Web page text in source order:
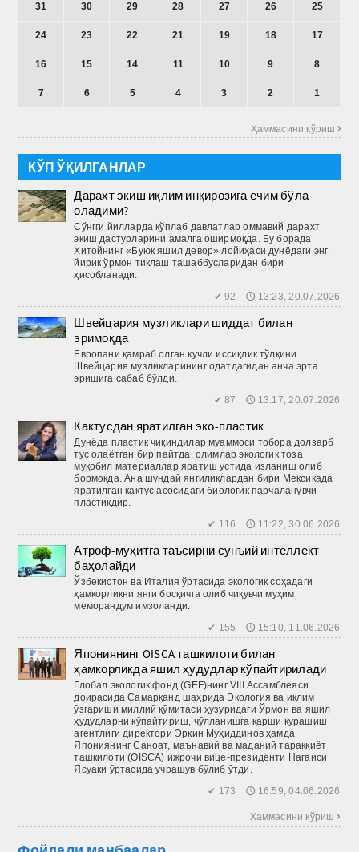
31 30 29 28 27 26 25
24 23 22 21 19 18 17
16 15 14 11 10 9 8
7 6 5 4 3 2 1
Ҳаммасини кўриш 
КЎП ЎҚИЛГАНЛАР
Дарахт экиш иқлим инқирозига ечим бўла
оладими?
Сўнгги йилларда кўплаб давлатлар оммавий дарахт
экиш дастурларини амалга оширмоқда. Бу борада
Хитойнинг «Буюк яшил девор» лойиҳаси дунёдаги энг
йирик ўрмон тиклаш ташаббусларидан бири
ҳисобланади.
✔ 92 🕔 13:23, 20.07.2026
Швейцария музликлари шиддат билан
эримоқда
Европани қамраб олган кучли иссиқлик тўлқини
Швейцария музликларининг одатдагидан анча эрта
эришига сабаб бўлди.
✔ 87 🕔 13:17, 20.07.2026
Кактусдан яратилган эко-пластик
Дунёда пластик чиқиндилар муаммоси тобора долзарб
тус олаётган бир пайтда, олимлар экологик тоза
муқобил материаллар яратиш устида изланиш олиб
бормоқда. Ана шундай янгиликлардан бири Мексикада
яратилган кактус асосидаги биологик парчаланувчи
пластикдир.
✔ 116 🕔 11:22, 30.06.2026
Атроф-муҳитга таъсирни сунъий интеллект
баҳолайди
Ўзбекистон ва Италия ўртасида экологик соҳадаги
ҳамкорликни янги босқичга олиб чиқувчи муҳим
меморандум имзоланди.
✔ 155 🕔 15:10, 11.06.2026
Япониянинг OISCA ташкилоти билан
ҳамкорликда яшил ҳудудлар кўпайтирилади
Глобал экологик фонд (GEF)нинг VIII Ассамблеяси
доирасида Самарқанд шаҳрида Экология ва иқлим
ўзгариши миллий қўмитаси ҳузуридаги Ўрмон ва яшил
ҳудудларни кўпайтириш, чўлланишга қарши курашиш
агентлиги директори Эркин Муҳиддинов ҳамда
Япониянинг Саноат, маънавий ва маданий тараққиёт
ташкилоти (OISCA) ижрочи вице-президенти Нагаиси
Ясуаки ўртасида учрашув бўлиб ўтди.
✔ 173 🕔 16:59, 04.06.2026
Ҳаммасини кўриш 